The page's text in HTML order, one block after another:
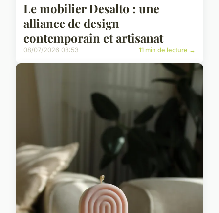
Le mobilier Desalto : une
alliance de design
contemporain et artisanat
08/07/2026 08:53 11 min de lecture →